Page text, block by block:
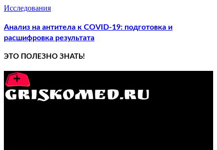
Исследования
Анализ на антитела к COVID-19: подготовка и
расшифровка результата
ЭТО ПОЛЕЗНО ЗНАТЬ!